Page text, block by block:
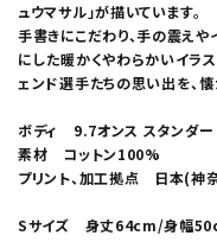
ュウマサル」が描いています。
手書きにこだわり、手の震え
にした暖かくやわらかいイラ
ェンド選手たちの思い出を、
ボディ 9.7オンス スタンダ
素材 コットン100%
プリント、加工拠点 日本(神
Sサイズ 身丈64cm/身幅